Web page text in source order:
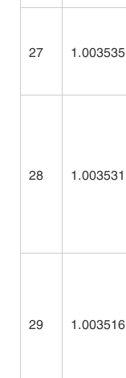
27 1.003535
28 1.003531
29 1.003516